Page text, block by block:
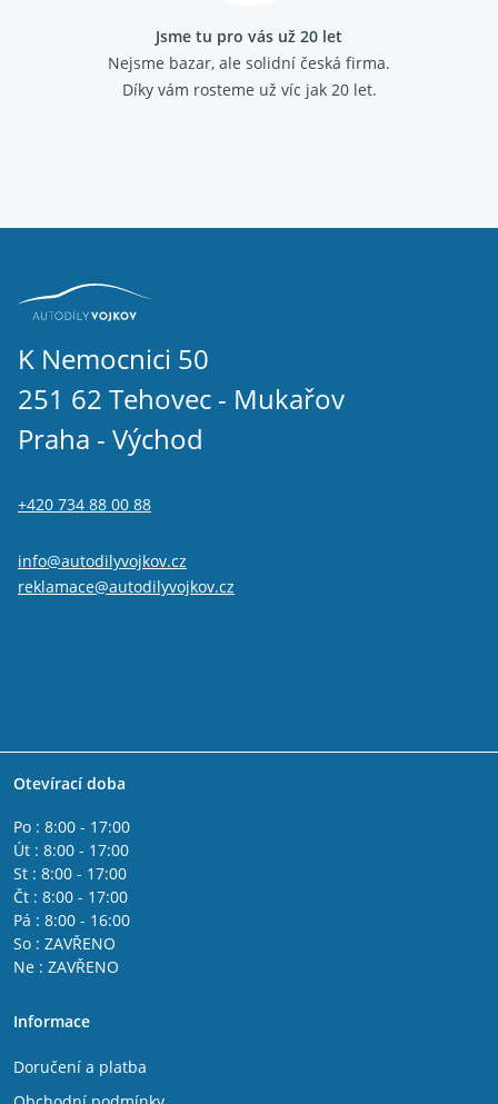
Peugeot Partner 2008 - 2018 1.6 HDi
Peugeot Partner 2008 - 2018 1.6 16V HDi
Citroen C4 Picasso / G.Picasso 2006 - 2015 1.6 HDi
Jsme tu pro vás už 20 let
Nejsme bazar, ale solidní česká firma.
Díky vám rosteme už víc jak 20 let.
K Nemocnici 50
251 62 Tehovec - Mukařov
Praha - Východ
+420 734 88 00 88
info@autodilyvojkov.cz
reklamace@autodilyvojkov.cz
Otevírací doba
Po : 8:00 - 17:00
Út : 8:00 - 17:00
St : 8:00 - 17:00
Čt : 8:00 - 17:00
Pá : 8:00 - 16:00
So : ZAVŘENO
Ne : ZAVŘENO
Informace
Doručení a platba